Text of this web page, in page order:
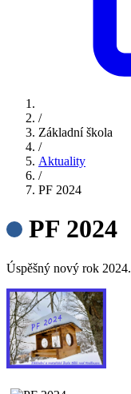
/
Základní škola
/
Aktuality
/
PF 2024
PF 2024
Úspěšný nový rok 2024.